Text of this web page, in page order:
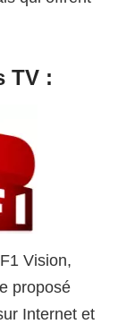
TV :
Vision,
proposé
Internet et